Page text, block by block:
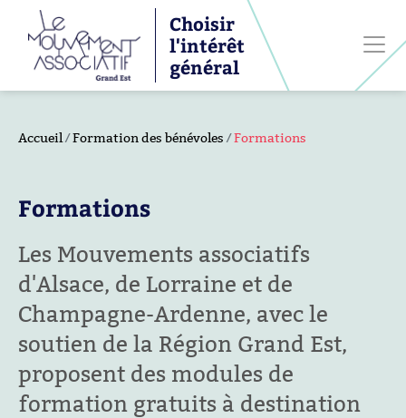
Choisir
l'intérêt
général
Accueil Formation des bénévoles Formations
Formations
Les Mouvements associatifs
d'Alsace, de Lorraine et de
Champagne-Ardenne, avec le
soutien de la Région Grand Est,
proposent des modules de
formation gratuits à destination